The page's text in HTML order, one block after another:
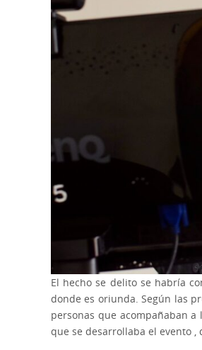
El hecho se delito se habría
donde es oriunda. Según las
personas que acompañaban
que se desarrollaba el evento